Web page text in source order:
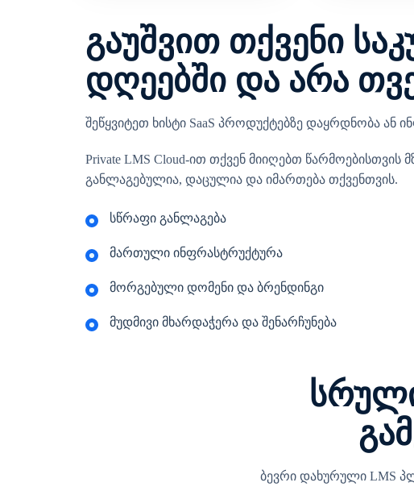
გაუშვით თქვენი
დღეებში და არა
შეწყვიტეთ ხისტი SaaS პროდუქტებზე დაყრდნობა ან
Private LMS Cloud-ით თქვენ მიიღებთ
განლაგებულია, დაცულია და იმართება თქვენთვის.
სწრაფი განლაგება
მართული ინფრასტრუქტურა
მორგებული დომენი და ბრენდინგი
მუდმივი მხარდაჭერა და შენარჩუნება
ბევრი დახურული LMS